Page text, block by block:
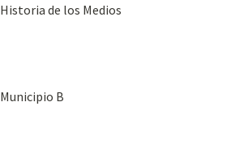
Historia de los Medios
Municipio B